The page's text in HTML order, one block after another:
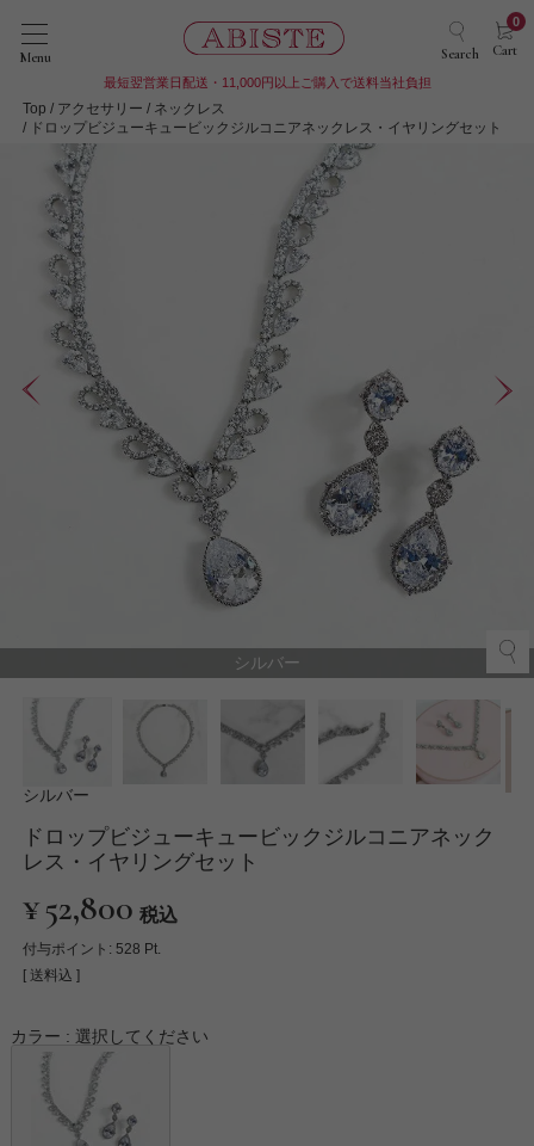
Menu Search Cart
0
最短翌営業日配送・11,000円以上ご購入で送料当社負担
Top アクセサリー
ネックレス
ドロップビジューキュービックジルコニアネックレス・イヤリングセット
シルバー
シルバー
ドロップビジューキュービックジルコニアネック
レス・イヤリングセット
¥52,800 税込
付与ポイント: 528 Pt.
送料込
カラー 選択してください